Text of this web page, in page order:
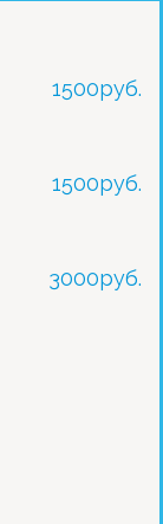
1500руб.
1500руб.
3000руб.